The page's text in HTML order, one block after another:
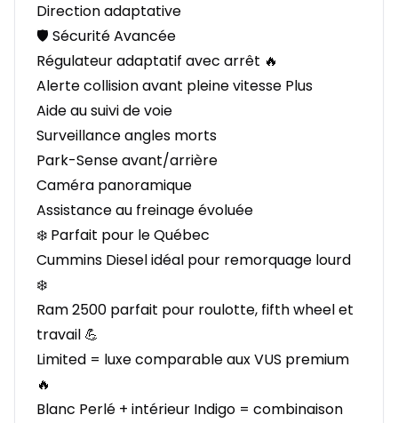
Direction adaptative
🛡️ Sécurité Avancée
Régulateur adaptatif avec arrêt 🔥
Alerte collision avant pleine vitesse Plus
Aide au suivi de voie
Surveillance angles morts
Park-Sense avant/arrière
Caméra panoramique
Assistance au freinage évoluée
❄️ Parfait pour le Québec
Cummins Diesel idéal pour remorquage lourd
❄️
Ram 2500 parfait pour roulotte, fifth wheel et
travail 💪
Limited = luxe comparable aux VUS premium
🔥
Blanc Perlé + intérieur Indigo = combinaison